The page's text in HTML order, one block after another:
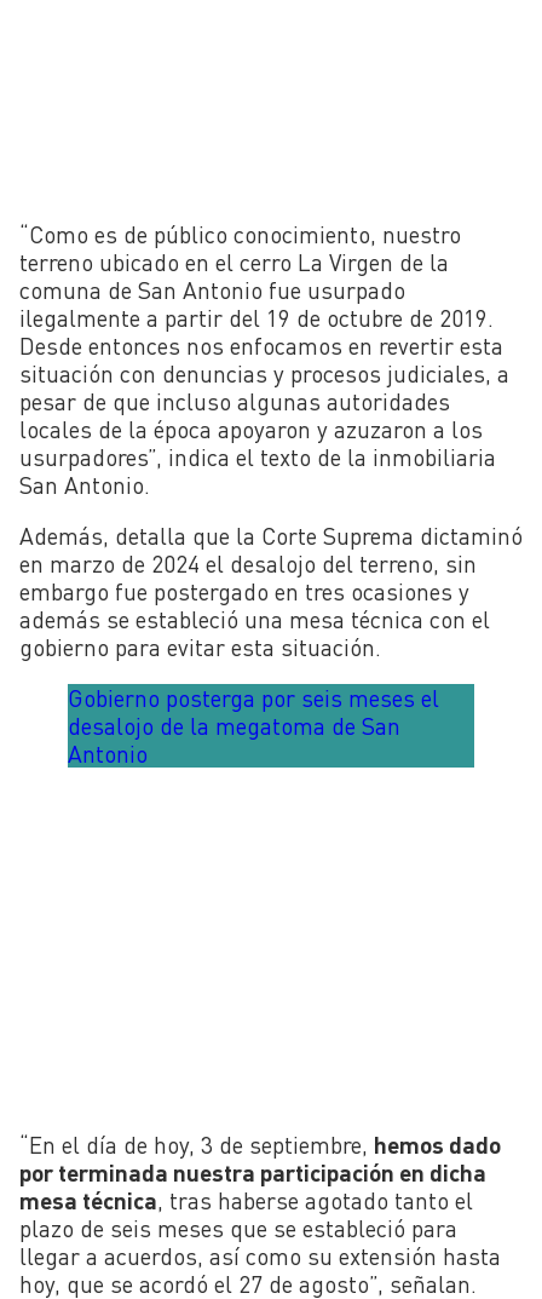
“Como es de público conocimiento, nuestro
terreno ubicado en el cerro La Virgen de la
comuna de San Antonio fue usurpado
ilegalmente a partir del 19 de octubre de 2019.
Desde entonces nos enfocamos en revertir esta
situación con denuncias y procesos judiciales, a
pesar de que incluso algunas autoridades
locales de la época apoyaron y azuzaron a los
usurpadores”, indica el texto de la inmobiliaria
San Antonio.
Además, detalla que la Corte Suprema dictaminó
en marzo de 2024 el desalojo del terreno, sin
embargo fue postergado en tres ocasiones y
además se estableció una mesa técnica con el
gobierno para evitar esta situación.
Gobierno posterga por seis meses el
desalojo de la megatoma de San
Antonio
“En el día de hoy, 3 de septiembre, hemos dado
por terminada nuestra participación en dicha
mesa técnica, tras haberse agotado tanto el
plazo de seis meses que se estableció para
llegar a acuerdos, así como su extensión hasta
hoy, que se acordó el 27 de agosto”, señalan.